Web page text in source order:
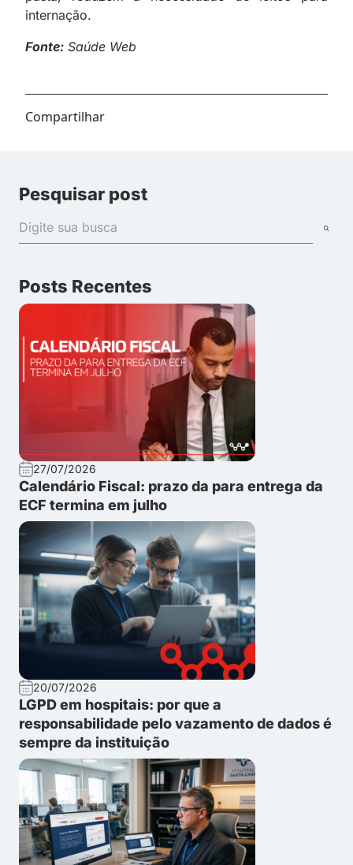
internação.
Fonte: Saúde Web
Compartilhar
Pesquisar post
Posts Recentes
27/07/2026
Calendário Fiscal: prazo da para entrega da
ECF termina em julho
20/07/2026
LGPD em hospitais: por que a
responsabilidade pelo vazamento de dados é
sempre da instituição